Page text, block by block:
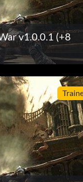
del Temblor
v1.0.0.1 (+8